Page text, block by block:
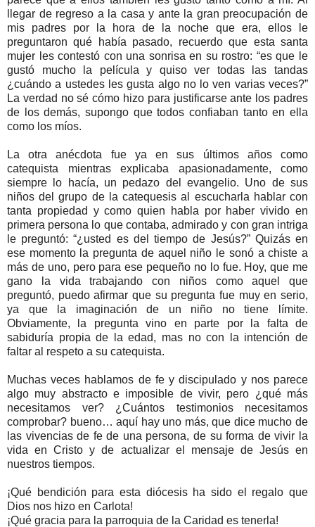
llegar de regreso a la casa y ante la gran preocupación de
mis padres por la hora de la noche que era, ellos le
preguntaron qué había pasado, recuerdo que esta santa
mujer les contestó con una sonrisa en su rostro: “es que le
gustó mucho la película y quiso ver todas las tandas
¿cuándo a ustedes les gusta algo no lo ven varias veces?”
La verdad no sé cómo hizo para justificarse ante los padres
de los demás, supongo que todos confiaban tanto en ella
como los míos.
La otra anécdota fue ya en sus últimos años como
catequista mientras explicaba apasionadamente, como
siempre lo hacía, un pedazo del evangelio. Uno de sus
niños del grupo de la catequesis al escucharla hablar con
tanta propiedad y como quien habla por haber vivido en
primera persona lo que contaba, admirado y con gran intriga
le preguntó: “¿usted es del tiempo de Jesús?” Quizás en
ese momento la pregunta de aquel niño le sonó a chiste a
más de uno, pero para ese pequeño no lo fue. Hoy, que me
gano la vida trabajando con niños como aquel que
preguntó, puedo afirmar que su pregunta fue muy en serio,
ya que la imaginación de un niño no tiene límite.
Obviamente, la pregunta vino en parte por la falta de
sabiduría propia de la edad, mas no con la intención de
faltar al respeto a su catequista.
Muchas veces hablamos de fe y discipulado y nos parece
algo muy abstracto e imposible de vivir, pero ¿qué más
necesitamos ver? ¿Cuántos testimonios necesitamos
comprobar? bueno… aquí hay uno más, que dice mucho de
las vivencias de fe de una persona, de su forma de vivir la
vida en Cristo y de actualizar el mensaje de Jesús en
nuestros tiempos.
¡Qué bendición para esta diócesis ha sido el regalo que
Dios nos hizo en Carlota!
¡Qué gracia para la parroquia de la Caridad es tenerla!